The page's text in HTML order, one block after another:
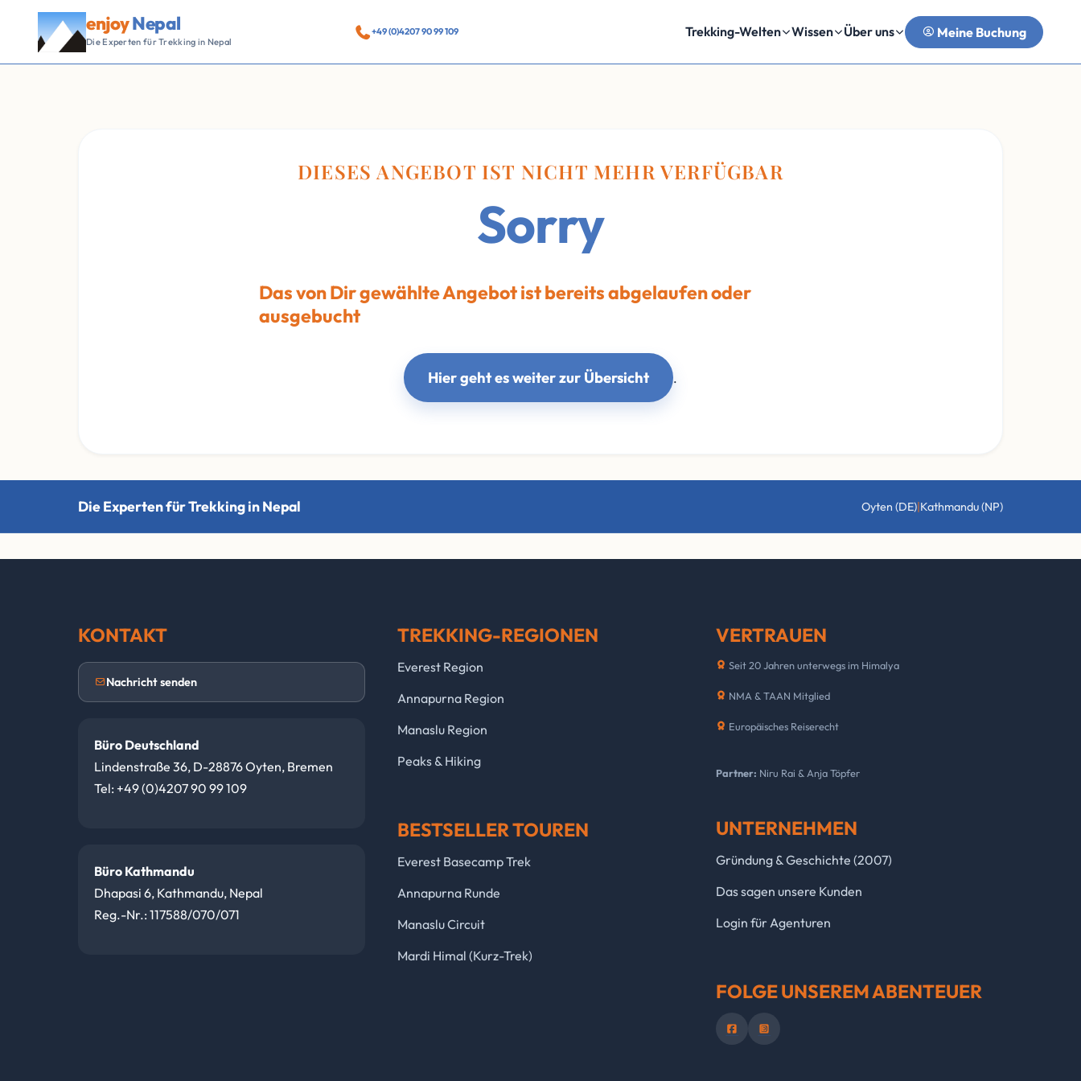
enjoyNepal
Die Experten für Trekking in Nepal
+49 (0)4207 90 99 109 Trekking-Welten Wissen Über uns Meine Buchung
DIESES ANGEBOT IST NICHT MEHR VERFÜGBAR
Sorry
Das von Dir gewählte Angebot ist bereits abgelaufen oder
ausgebucht
Hier geht es weiter zur Übersicht .
Die Experten für Trekking in Nepal Oyten (DE)|Kathmandu (NP)
KONTAKT
Nachricht senden
Büro Deutschland
Lindenstraße 36, D-28876 Oyten, Bremen
Tel: +49 (0)4207 90 99 109
Büro Kathmandu
Dhapasi 6, Kathmandu, Nepal
Reg.-Nr.: 117588/070/071
TREKKING-REGIONEN
Everest Region
Annapurna Region
Manaslu Region
Peaks & Hiking
BESTSELLER TOUREN
Everest Basecamp Trek
Annapurna Runde
Manaslu Circuit
Mardi Himal (Kurz-Trek)
VERTRAUEN
Seit 20 Jahren unterwegs im Himalya
NMA & TAAN Mitglied
Europäisches Reiserecht
Partner: Niru Rai & Anja Töpfer
UNTERNEHMEN
Gründung & Geschichte (2007)
Das sagen unsere Kunden
Login für Agenturen
FOLGE UNSEREM ABENTEUER